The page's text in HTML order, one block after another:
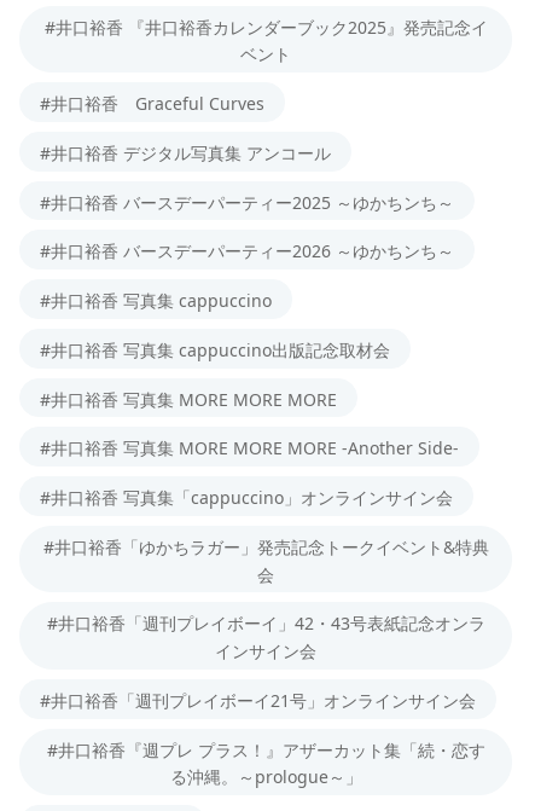
#井口裕香 『井口裕香カレンダーブック2025』発売記念イ
ベント
#井口裕香 Graceful Curves
#井口裕香 デジタル写真集 アンコール
#井口裕香 バースデーパーティー2025 ～ゆかちンち～
#井口裕香 バースデーパーティー2026 ～ゆかちンち～
#井口裕香 写真集 cappuccino
#井口裕香 写真集 cappuccino出版記念取材会
#井口裕香 写真集 MORE MORE MORE
#井口裕香 写真集 MORE MORE MORE -Another Side-
#井口裕香 写真集「cappuccino」オンラインサイン会
#井口裕香「ゆかちラガー」発売記念トークイベント&特典
会
#井口裕香「週刊プレイボーイ」42・43号表紙記念オンラ
インサイン会
#井口裕香「週刊プレイボーイ21号」オンラインサイン会
#井口裕香『週プレ プラス！』アザーカット集「続・恋す
る沖縄。～prologue～」